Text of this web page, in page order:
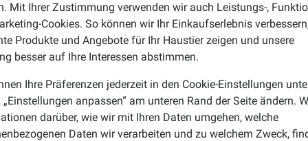
Mit Ihrer Zustimmung verwenden wir auch Leistungs-,
Cookies. So können wir Ihr Einkaufserlebnis
Produkte und Angebote für Ihr Haustier zeigen und unsere
besser auf Ihre Interessen abstimmen.
Ihre Präferenzen jederzeit in den Cookie-Einstellungen
„Einstellungen anpassen“ am unteren Rand der Seite ändern.
darüber, wie wir mit Ihren Daten umgehen, welche
Daten wir verarbeiten und zu welchem Zweck,